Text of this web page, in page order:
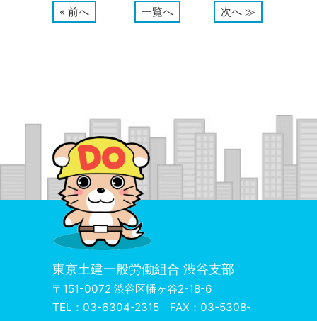
« 前へ 一覧へ 次へ ≫
東京土建一般労働組合 渋谷支部
〒151-0072 渋谷区幡ヶ谷2-18-6
TEL：03-6304-2315 FAX：03-5308-